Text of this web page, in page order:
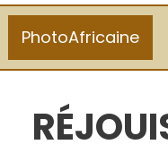
PhotoAfricaine